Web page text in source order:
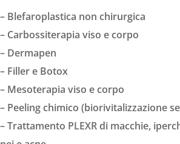
– Blefaroplastica non chirurgica
– Carbossiterapia viso e corpo
– Dermapen
– Filler e Botox
– Mesoterapia viso e corpo
– Peeling chimico (biorivitalizzazione
– Trattamento PLEXR di macchie,